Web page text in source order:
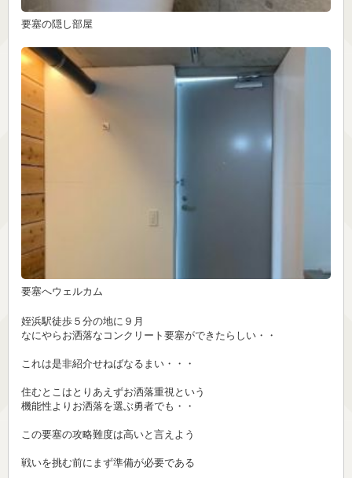
姪浜駅徒歩５分の地に９月
なにやらお洒落なコンクリート要塞ができたらしい・・
これは是非紹介せねばなるまい・・・
住むとこはとりあえずお洒落重視という
機能性よりお洒落を選ぶ勇者でも・・
この要塞の攻略難度は高いと言えよう
戦いを挑む前にまず準備が必要である
要塞の隠し部屋
要塞へウェルカム